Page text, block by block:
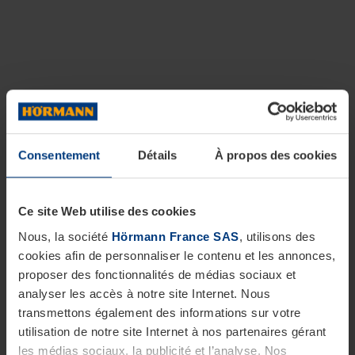
Consentement Détails À propos des cookies
Ce site Web utilise des cookies
Nous, la société Hörmann France SAS, utilisons des
cookies afin de personnaliser le contenu et les annonces,
proposer des fonctionnalités de médias sociaux et
analyser les accès à notre site Internet. Nous
transmettons également des informations sur votre
utilisation de notre site Internet à nos partenaires gérant
les médias sociaux, la publicité et l’analyse. Nos